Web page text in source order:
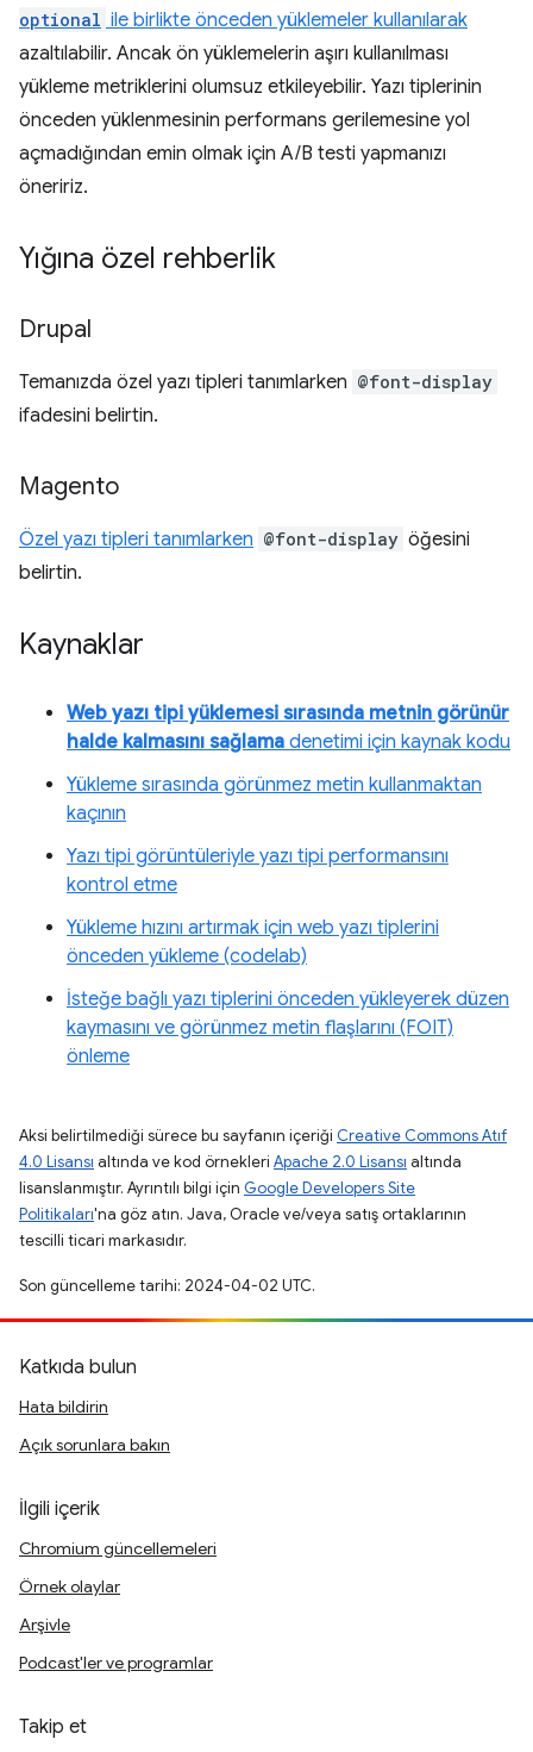
optional ile birlikte önceden yüklemeler kullanılarak
azaltılabilir. Ancak ön yüklemelerin aşırı kullanılması
yükleme metriklerini olumsuz etkileyebilir. Yazı tiplerinin
önceden yüklenmesinin performans gerilemesine yol
açmadığından emin olmak için A/B testi yapmanızı
öneririz.
Yığına özel rehberlik
Drupal
Temanızda özel yazı tipleri tanımlarken @font-display
ifadesini belirtin.
Magento
Özel yazı tipleri tanımlarken @font-display öğesini
belirtin.
Kaynaklar
Web yazı tipi yüklemesi sırasında metnin görünür
halde kalmasını sağlama denetimi için kaynak kodu
Yükleme sırasında görünmez metin kullanmaktan
kaçının
Yazı tipi görüntüleriyle yazı tipi performansını
kontrol etme
Yükleme hızını artırmak için web yazı tiplerini
önceden yükleme (codelab)
İsteğe bağlı yazı tiplerini önceden yükleyerek düzen
kaymasını ve görünmez metin flaşlarını (FOIT)
önleme
Aksi belirtilmediği sürece bu sayfanın içeriği Creative Commons Atıf
4.0 Lisansı altında ve kod örnekleri Apache 2.0 Lisansı altında
lisanslanmıştır. Ayrıntılı bilgi için Google Developers Site
Politikaları'na göz atın. Java, Oracle ve/veya satış ortaklarının
tescilli ticari markasıdır.
Son güncelleme tarihi: 2024-04-02 UTC.
Katkıda bulun
Hata bildirin
Açık sorunlara bakın
İlgili içerik
Chromium güncellemeleri
Örnek olaylar
Arşivle
Podcast'ler ve programlar
Takip et